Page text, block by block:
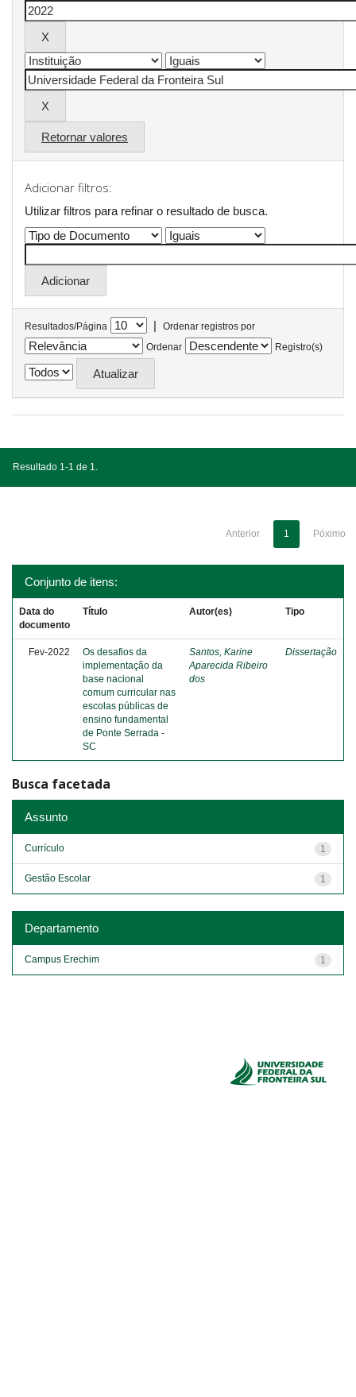
Retornar valores
Adicionar filtros:
Utilizar filtros para refinar o resultado de busca.
Resultados/Página |
Ordenar registros por
Ordenar
Registro(s)
Resultado 1-1 de 1.
Anterior 1 Póximo
Conjunto de itens:
Data do
documento
Título Autor(es) Tipo
Fev-2022
Os desafios da
implementação da
base nacional
comum curricular nas
escolas públicas de
ensino fundamental
de Ponte Serrada -
SC
Santos, Karine
Aparecida Ribeiro
dos
Dissertação
Busca facetada
Assunto
1
Currículo
1
Gestão Escolar
Departamento
1
Campus Erechim